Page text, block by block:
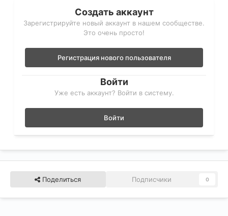
Создать аккаунт
Зарегистрируйте новый аккаунт в нашем сообществе.
Это очень просто!
Регистрация нового пользователя
Войти
Уже есть аккаунт? Войти в систему.
Войти
Поделиться Подписчики 0